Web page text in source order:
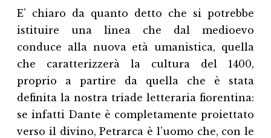
E’ chiaro da quanto detto che si potrebbe
istituire una linea che dal medioevo
conduce alla nuova età umanistica, quella
che caratterizzerà la cultura del 1400,
proprio a partire da quella che è stata
definita la nostra triade letteraria fiorentina:
se infatti Dante è completamente proiettato
verso il divino, Petrarca è l’uomo che, con le